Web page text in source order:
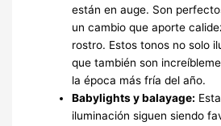
están en auge. Son
un cambio que aporte
rostro. Estos tonos no solo
que también son
la época más fría del año.
Babylights y balayage:
iluminación siguen siendo